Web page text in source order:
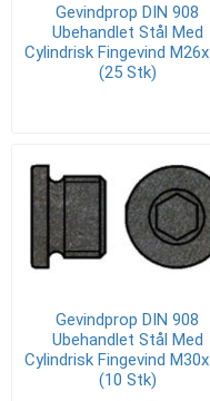
Gevindprop DIN 908
Ubehandlet Stål Med
Cylindrisk Fingevind
(25 Stk)
Gevindprop DIN 908
Ubehandlet Stål Med
Cylindrisk Fingevind
(10 Stk)